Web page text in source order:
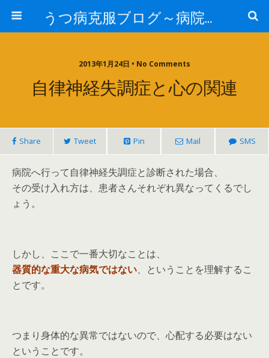
うつ病克服ブログ～病院へ行かずに治療するには～
2013年1月24日 • No Comments
自律神経失調症と心の関連
Share Tweet Pin Mail SMS
病院へ行って自律神経失調症と診断された場合、
その受け入れ方は、患者さんそれぞれ異なってくるでし
ょう。
しかし、ここで一番大切なことは、
器質的な重大な病気ではない、ということを理解するこ
とです。
つまり身体的な異常ではないので、心配する必要はない
ということです。